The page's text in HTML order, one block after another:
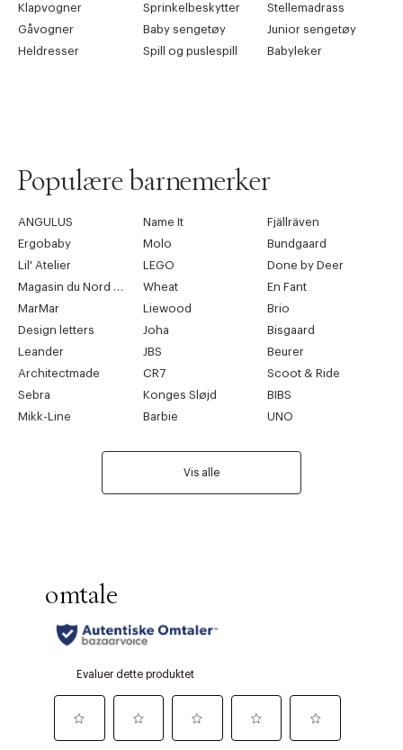
Klapvogner
Sprinkelbeskytter
Stellemadrass
Gåvogner
Baby sengetøy
Junior sengetøy
Heldresser
Spill og puslespill Babyleker
Populære barnemerker
ANGULUS Name It
Fjällräven
Ergobaby
Molo
Bundgaard
Lil' Atelier
LEGO
Done by Deer
Wheat
En Fant
MarMar
Liewood
Brio
Design letters
Joha
Bisgaard
Leander
JBS
Beurer
Architectmade
CR7
Scoot & Ride
Sebra
Konges Sløjd
BIBS
Mikk-Line
Barbie UNO
Vis alle